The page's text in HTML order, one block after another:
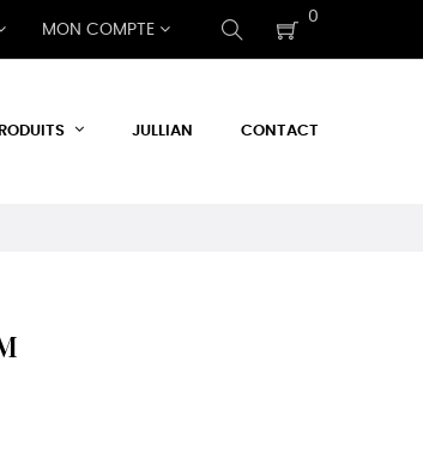
MON COMPTE
0
JULLIAN CONTACT